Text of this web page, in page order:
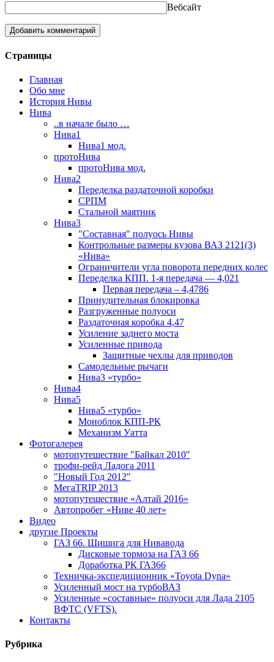
Вебсайт
Страницы
Главная
Обо мне
История Нивы
Нива
..в начале было …
Нива1
Нива1 мод.
протоНива
протоНива мод.
Нива2
Переделка раздаточной коробки
СРПМ
Стальной маятник
Нива3
"Составная" полуось Нивы
Контрольные размеры кузова ВАЗ 2121(3)
«Нива»
Ограничители угла поворота передних колес
Переделка КПП. 1-я передача — 4,021
Первая передача – 4,4786
Принудительная блокировка
Разгруженные полуоси
Раздаточная коробка 4,47
Усиление заднего моста
Усиленные привода
Защитные чехлы для приводов
Самодельные рычаги
Нива3 «турбо»
Нива4
Нива5
Нива5 «турбо»
Моноблок КПП-РК
Механизм Уатта
Фотогалерея
мотопутешествие "Байкал 2010"
трофи-рейд Ладога 2011
"Новый Год 2012"
МегаTRIP 2013
мотопутешествие «Алтай 2016»
Автопробег «Ниве 40 лет»
Видео
другие Проекты
ГАЗ 66. Шишига для Нивавода
Дисковые тормоза на ГАЗ 66
Доработка РК ГАЗ66
Техничка-экспедиционник «Toyota Dyna»
Усиленный мост на турбоВАЗ
Усиленные «составные» полуоси для Лада 2105
ВФТС (VFTS).
Контакты
Рубрика